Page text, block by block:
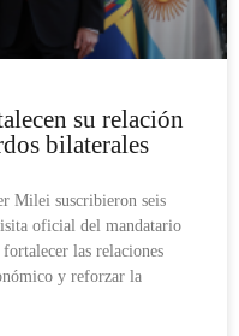
su relación
bilaterales
Milei suscribieron seis
oficial del mandatario
las relaciones
y reforzar la